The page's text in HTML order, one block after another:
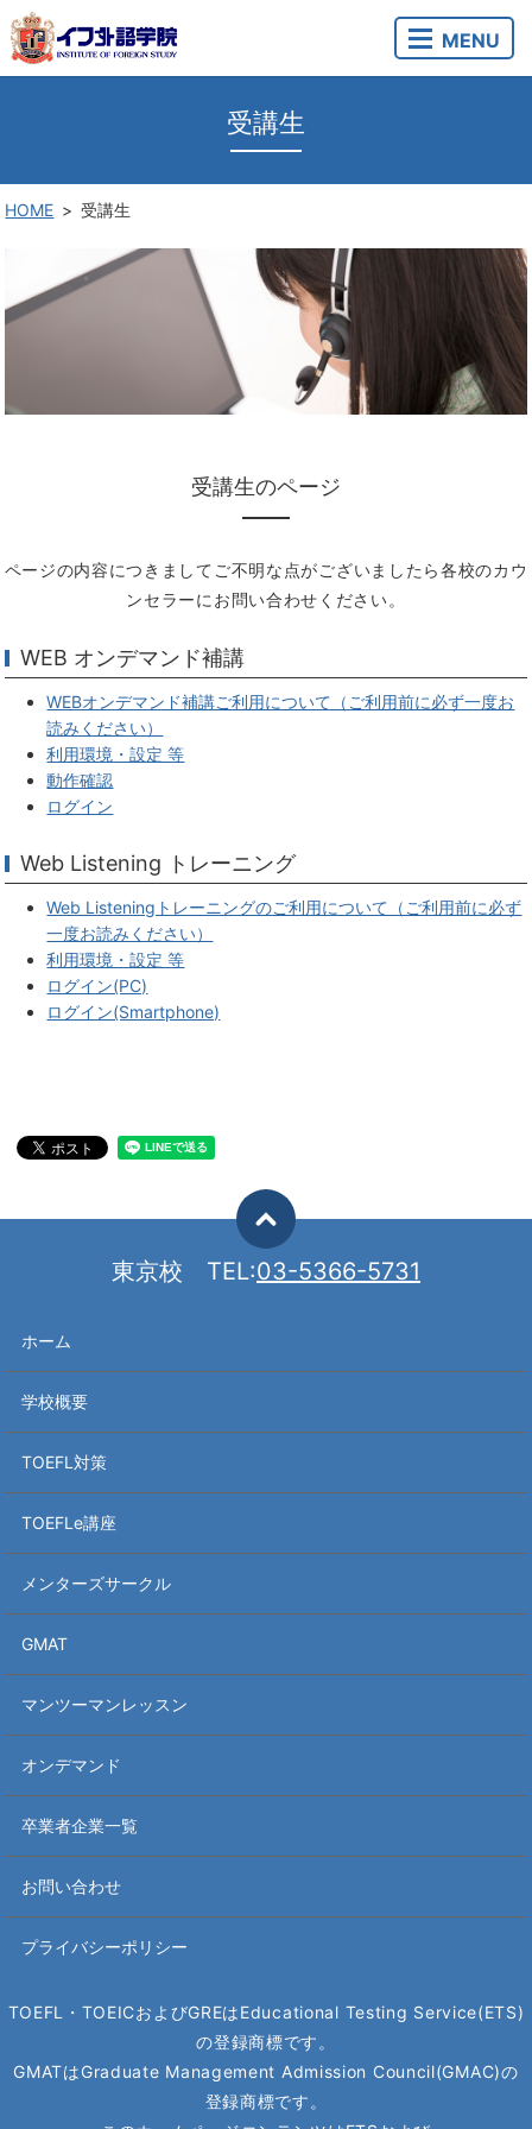
MENU
受講生
HOME 受講生
受講生のページ
ページの内容につきましてご不明な点がございましたら各校のカウ
ンセラーにお問い合わせください。
WEB オンデマンド補講
WEBオンデマンド補講ご利用について（ご利用前に必ず一度お
読みください）
利用環境・設定 等
動作確認
ログイン
Web Listening トレーニング
Web Listeningトレーニングのご利用について（ご利用前に必ず
一度お読みください）
利用環境・設定 等
ログイン(PC)
ログイン(Smartphone)
東京校 TEL:03-5366-5731
ホーム
学校概要
TOEFL対策
TOEFLe講座
メンターズサークル
GMAT
マンツーマンレッスン
オンデマンド
卒業者企業一覧
お問い合わせ
プライバシーポリシー
TOEFL・TOEICおよびGREはEducational Testing Service(ETS)
の登録商標です。
GMATはGraduate Management Admission Council(GMAC)の
登録商標です。